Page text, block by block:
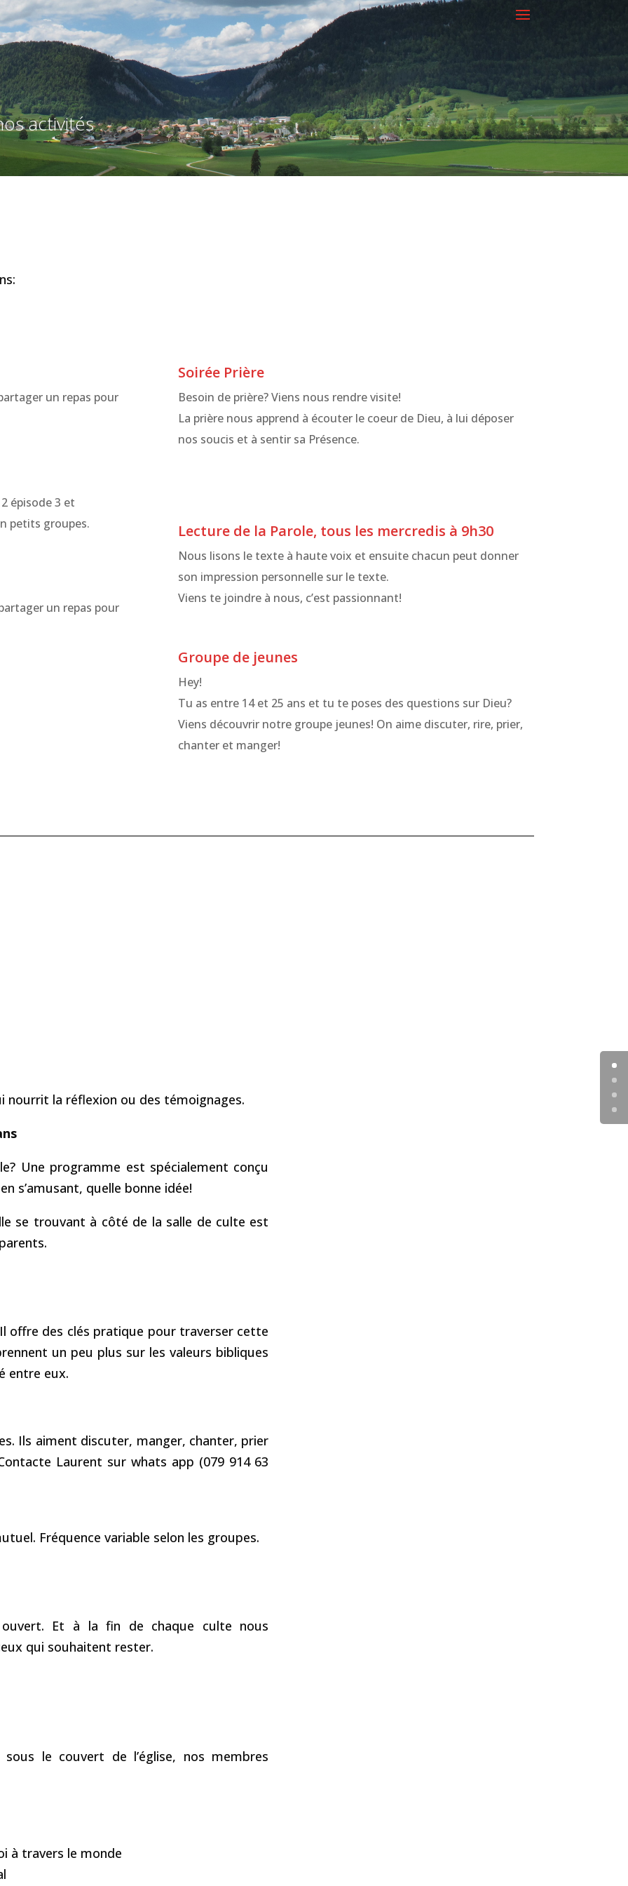
activités
un repas pour
épisode 3 et
petits groupes.
un repas pour
Soirée Prière
Besoin de prière? Viens nous rendre visite!
La prière nous apprend à écouter le coeur de Dieu, à lui déposer
nos soucis et à sentir sa Présence.
Lecture de la Parole, tous les mercredis à 9h30
Nous lisons le texte à haute voix et ensuite chacun peut donner
son impression personnelle sur le texte.
Viens te joindre à nous, c’est passionnant!
Groupe de jeunes
Hey!
Tu as entre 14 et 25 ans et tu te poses des questions sur Dieu?
Viens découvrir notre groupe jeunes! On aime discuter, rire, prier,
chanter et manger!
nourrit la réflexion ou des témoignages.
Une programme est spécialement conçu
s’amusant, quelle bonne idée!
se trouvant à côté de la salle de culte est
offre des clés pratique pour traverser cette
un peu plus sur les valeurs bibliques
entre eux.
Ils aiment discuter, manger, chanter, prier
Laurent sur whats app (079 914 63
Fréquence variable selon les groupes.
Et à la fin de chaque culte nous
qui souhaitent rester.
le couvert de l’église, nos membres
à travers le monde